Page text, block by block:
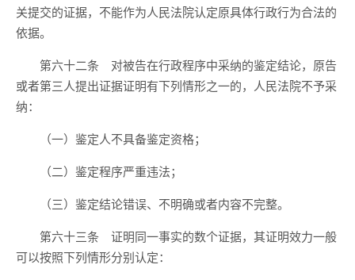
关提交的证据，不能作为人民法院认定原具体行政行为合法的
依据。
第六十二条 对被告在行政程序中采纳的鉴定结论，原告
或者第三人提出证据证明有下列情形之一的，人民法院不予采
纳：
（一）鉴定人不具备鉴定资格；
（二）鉴定程序严重违法；
（三）鉴定结论错误、不明确或者内容不完整。
第六十三条 证明同一事实的数个证据，其证明效力一般
可以按照下列情形分别认定：